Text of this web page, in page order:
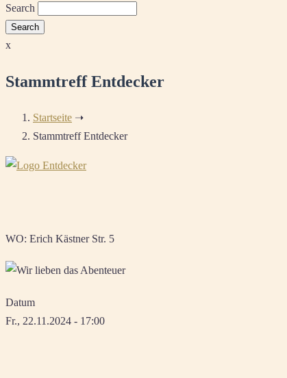
Search
x
Stammtreff Entdecker
Startseite ➝
Stammtreff Entdecker
WO: Erich Kästner Str. 5
Datum
Fr., 22.11.2024 - 17:00